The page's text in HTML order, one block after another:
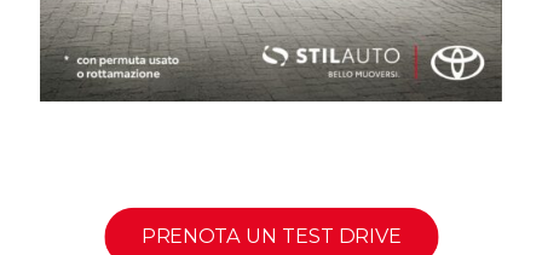
PRENOTA UN TEST DRIVE